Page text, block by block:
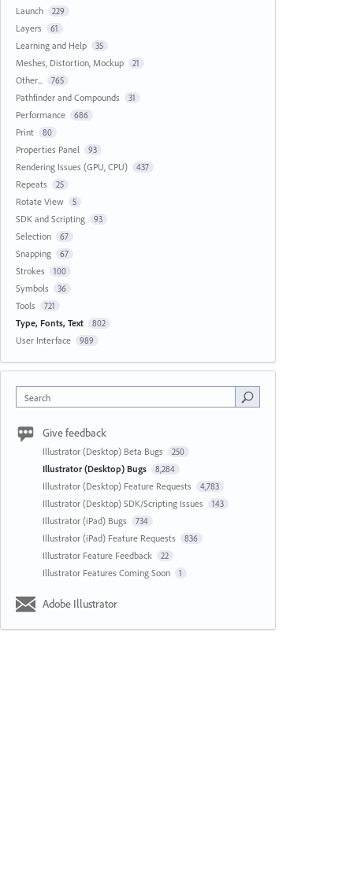
Launch 229
Layers 61
Learning and Help 35
Meshes, Distortion, Mockup 21
Other... 765
Pathfinder and Compounds 31
Performance 686
Print 80
Properties Panel 93
Rendering Issues (GPU, CPU) 437
Repeats 25
Rotate View 5
SDK and Scripting 93
Selection 67
Snapping 67
Strokes 100
Symbols 36
Tools 721
Type, Fonts, Text 802
User Interface 989
Search
Give feedback
Illustrator (Desktop) Beta Bugs 250
Illustrator (Desktop) Bugs 8,284
Illustrator (Desktop) Feature Requests 4,783
Illustrator (Desktop) SDK/Scripting Issues 143
Illustrator (iPad) Bugs 734
Illustrator (iPad) Feature Requests 836
Illustrator Feature Feedback 22
Illustrator Features Coming Soon 1
Adobe Illustrator